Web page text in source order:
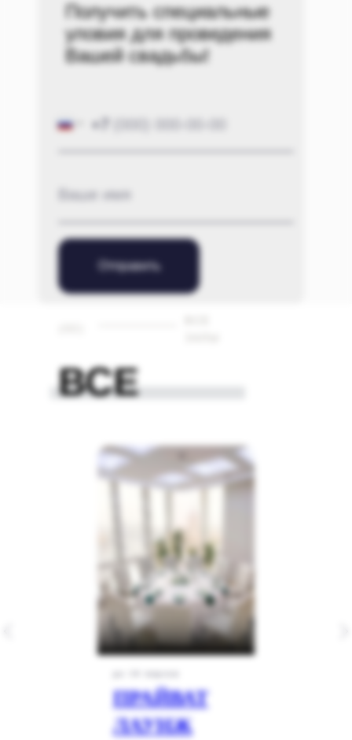
Получить специальные
уловия для проведения
Вашей свадьбы!
+7
Отправить
ВСЕ
ЗАЛЫ
ПРАЙВАТ
ЛАУНЖ